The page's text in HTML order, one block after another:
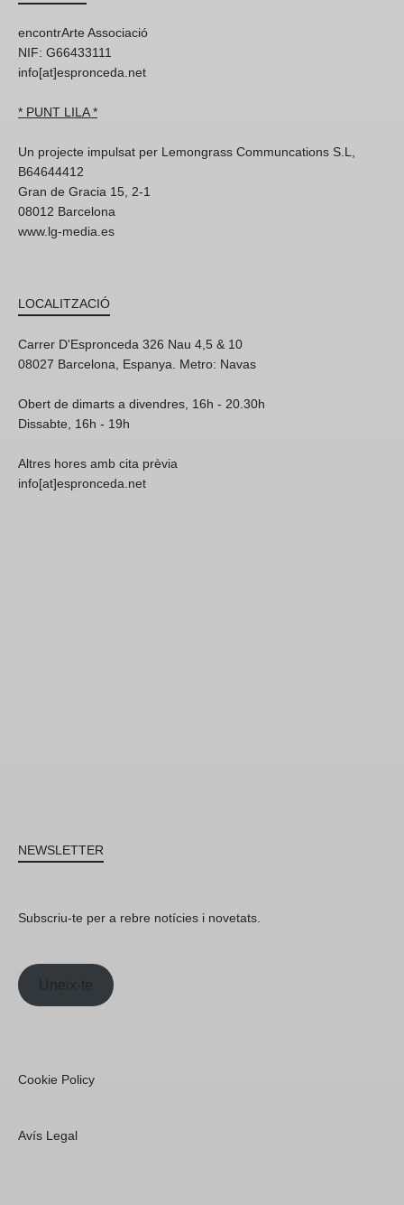
encontrArte Associació
NIF: G66433111
info[at]espronceda.net
* PUNT LILA *
Un projecte impulsat per Lemongrass Communcations S.L,
B64644412
Gran de Gracia 15, 2-1
08012 Barcelona
www.lg-media.es
LOCALITZACIÓ
Carrer D'Espronceda 326 Nau 4,5 & 10
08027 Barcelona, Espanya. Metro: Navas
Obert de dimarts a divendres, 16h - 20.30h
Dissabte, 16h - 19h
Altres hores amb cita prèvia
info[at]espronceda.net
NEWSLETTER
Subscriu-te per a rebre notícies i novetats.
Uneix-te
Cookie Policy
Avís Legal